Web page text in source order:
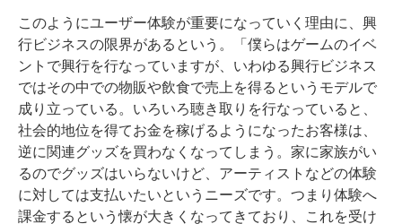
このようにユーザー体験が重要になっていく理由に、興
行ビジネスの限界があるという。「僕らはゲームのイベ
ントで興行を行なっていますが、いわゆる興行ビジネス
ではその中での物販や飲食で売上を得るというモデルで
成り立っている。いろいろ聴き取りを行なっていると、
社会的地位を得てお金を稼げるようになったお客様は、
逆に関連グッズを買わなくなってしまう。家に家族がい
るのでグッズはいらないけど、アーティストなどの体験
に対しては支払いたいというニーズです。つまり体験へ
課金するという懐が大きくなってきており、これを受け